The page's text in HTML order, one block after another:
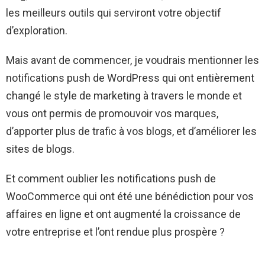
les meilleurs outils qui serviront votre objectif
d’exploration.
Mais avant de commencer, je voudrais mentionner les
notifications push de WordPress qui ont entièrement
changé le style de marketing à travers le monde et
vous ont permis de promouvoir vos marques,
d’apporter plus de trafic à vos blogs, et d’améliorer les
sites de blogs.
Et comment oublier les notifications push de
WooCommerce qui ont été une bénédiction pour vos
affaires en ligne et ont augmenté la croissance de
votre entreprise et l’ont rendue plus prospère ?